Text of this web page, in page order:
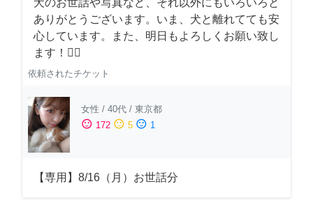
犬のお世話や写真など、それ以外にもいろいろと
ありがとうございます。いま、犬と離れてても安
心しています。また、明日もよろしくお願い致し
ます！🙇‍♂️
依頼されたチケット
女性 / 40代 / 東京都
sentiment_satisfied 172 sentiment_neutral 5 sentiment_dissatisfied 1
【専用】8/16（月）お世話分